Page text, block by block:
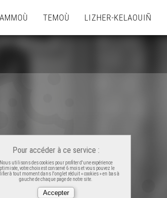
TEMOÙ LIZHER-KELAOUIÑ
Pour accéder à ce service :
Nous utilisons des cookies pour profiter d'une expérience
votre choix est conservé 6 mois et vous pouvez le
à tout moment dans l'onglet réduit « cookies » en bas à
gauche de chaque page de notre site.